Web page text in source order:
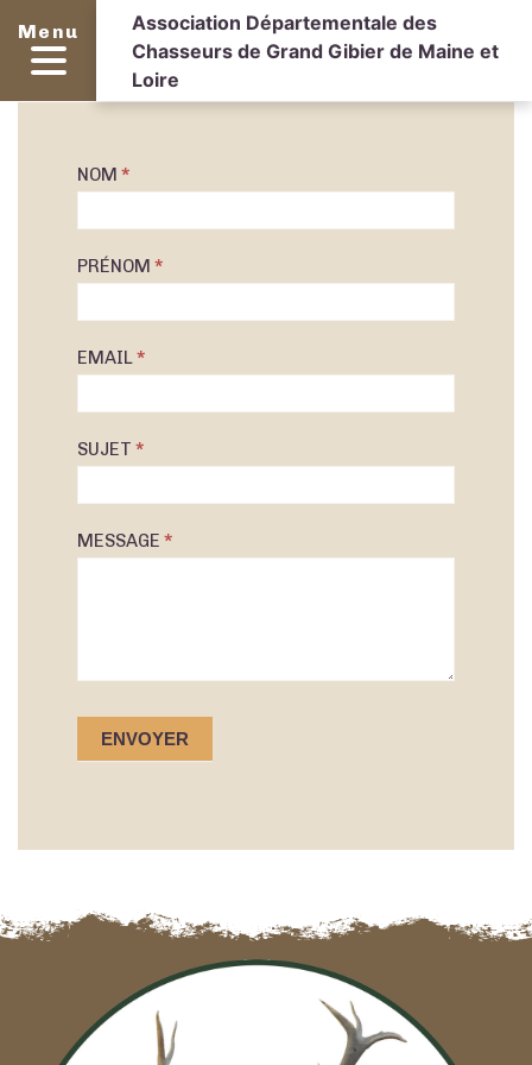
Menu
Association Départementale des
Chasseurs de Grand Gibier de Maine et
Loire
Contact
NOM *
PRÉNOM *
EMAIL*
SUJET *
MESSAGE *
ENVOYER